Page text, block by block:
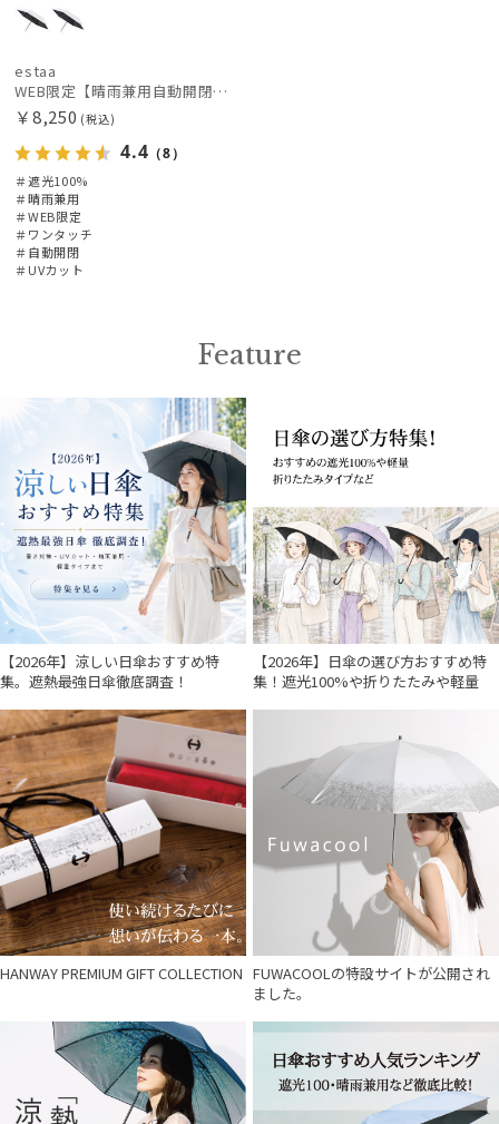
estaa
WEB限定【晴雨兼用自動開閉日傘】エスタ(estaa)REIKYAKUパラソル 55㎝ ラディクール 遮光100 UV100 ワンタッチ開閉
￥8,250 (税込)
4.4 （8）
＃遮光100%
＃晴雨兼用
＃WEB限定
＃ワンタッチ
＃自動開閉
＃UVカット
Feature
【2026年】涼しい日傘おすすめ特
集。遮熱最強日傘徹底調査！
【2026年】日傘の選び方おすすめ特
集！遮光100%や折りたたみや軽量
HANWAY PREMIUM GIFT COLLECTION FUWACOOLの特設サイトが公開され
ました。